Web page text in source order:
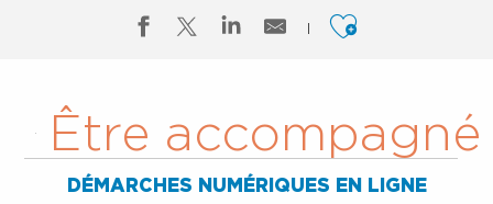
Ajouter
Être accompagné
DÉMARCHES NUMÉRIQUES EN LIGNE